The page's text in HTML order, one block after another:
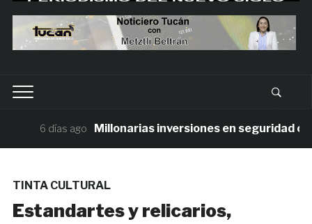
6 días ago Millonarias inversiones en seguridad
TINTA CULTURAL
Estandartes y relicarios,